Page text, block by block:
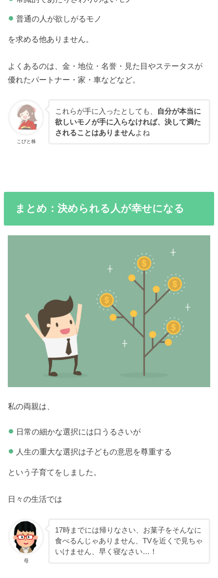
普通の人が欲しがるモノ
を求める他ありません。
よくあるのは、金・地位・名誉・見た目やステータスが
優れたパートナー・家・車などなど。
こびと株
これらが手に入ったとしても、
自分が本当に
欲しいモノが手に入らなければ、決して満た
されることはありませんよね
まとめ：決められる人が幸せになる
私の両親は、
日常の細かな選択には口うるさいが
人生の重大な選択は子どもの意思を尊重する
という子育てをしました。
日々の生活では
母
17時までには帰りなさい、お菓子をそんなに
食べるんじゃありません、TVを近くで見ちゃ
いけません、早く寝なさい…！